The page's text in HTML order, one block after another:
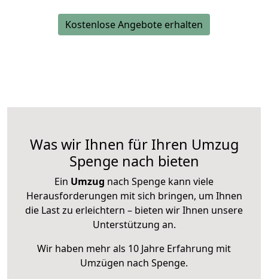
Kostenlose Angebote erhalten
Was wir Ihnen für Ihren Umzug
Spenge nach bieten
Ein Umzug nach Spenge kann viele
Herausforderungen mit sich bringen, um Ihnen
die Last zu erleichtern – bieten wir Ihnen unsere
Unterstützung an.
Wir haben mehr als 10 Jahre Erfahrung mit
Umzügen nach Spenge.